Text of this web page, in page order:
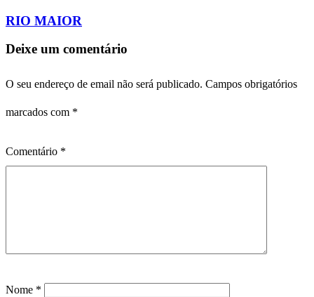
RIO MAIOR
Deixe um comentário
O seu endereço de email não será publicado. Campos obrigatórios
marcados com *
Comentário *
Nome *